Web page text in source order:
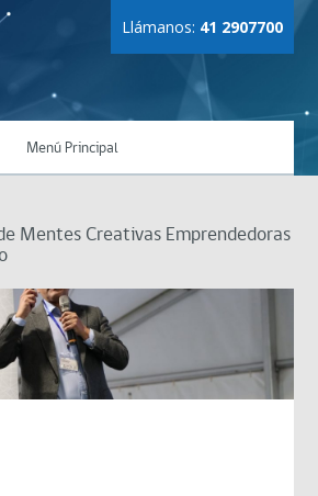
Llámanos: 41 2907700
Menú Principal
Mentes Creativas Emprendedoras